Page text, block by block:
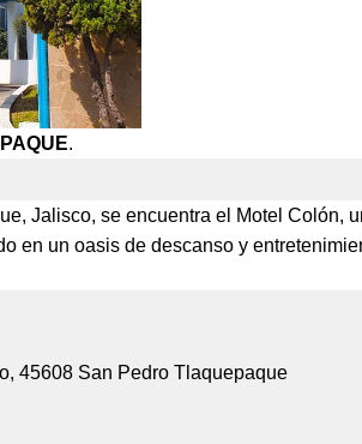
.
Jalisco, se encuentra el Motel Colón,
en un oasis de descanso y
45608 San Pedro Tlaquepaque